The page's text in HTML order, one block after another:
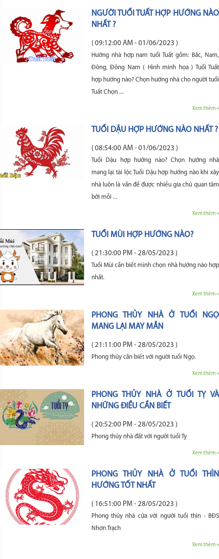
NGƯỜI TUỔI TUẤT HỢP HƯỚNG NÀO
NHẤT ?
( 09:12:00 AM - 01/06/2023 )
Hướng nhà hợp nam tuổi Tuất gồm: Bắc, Nam,
Đông, Đông Nam ( Hình minh họa ) Tuổi Tuất
hợp hướng nào? Chọn hướng nhà cho người tuổi
Tuất Chọn ...
Xem thêm »
TUỔI DẬU HỢP HƯỚNG NÀO NHẤT ?
( 08:54:00 AM - 01/06/2023 )
Tuổi Dậu hợp hướng nào? Chọn hướng nhà
mang lại tài lộc Tuổi Dậu hợp hướng nào khi xây
nhà luôn là vấn đề được nhiều gia chủ quan tâm
bởi mỗi ...
Xem thêm »
TUỔI MÙI HỢP HƯỚNG NÀO?
( 21:30:00 PM - 28/05/2023 )
Tuổi Mùi cần biết mình chọn nhà hướng nào hợp
nhất.
Xem thêm »
PHONG THỦY NHÀ Ở TUỔI NGỌ
MANG LẠI MAY MẮN
( 21:11:00 PM - 28/05/2023 )
Phong thủy cần biết với người tuổi Ngọ.
Xem thêm »
PHONG THỦY NHÀ Ở TUỔI TỴ VÀ
NHỮNG ĐIỀU CẦN BIẾT
( 20:52:00 PM - 28/05/2023 )
Phong thủy nhà đất với người tuổi Tỵ
Xem thêm »
PHONG THỦY NHÀ Ở TUỔI THÌN
HƯỚNG TỐT NHẤT
( 16:51:00 PM - 28/05/2023 )
Phong thủy nhà cửa với người tuổi thìn - BĐS
Nhơn Trạch
Xem thêm »